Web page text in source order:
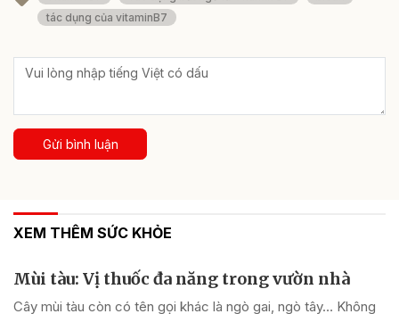
tác dụng của vitaminB7
Gửi bình luận
XEM THÊM SỨC KHỎE
Mùi tàu: Vị thuốc đa năng trong vườn nhà
Cây mùi tàu còn có tên gọi khác là ngò gai, ngò tây… Không